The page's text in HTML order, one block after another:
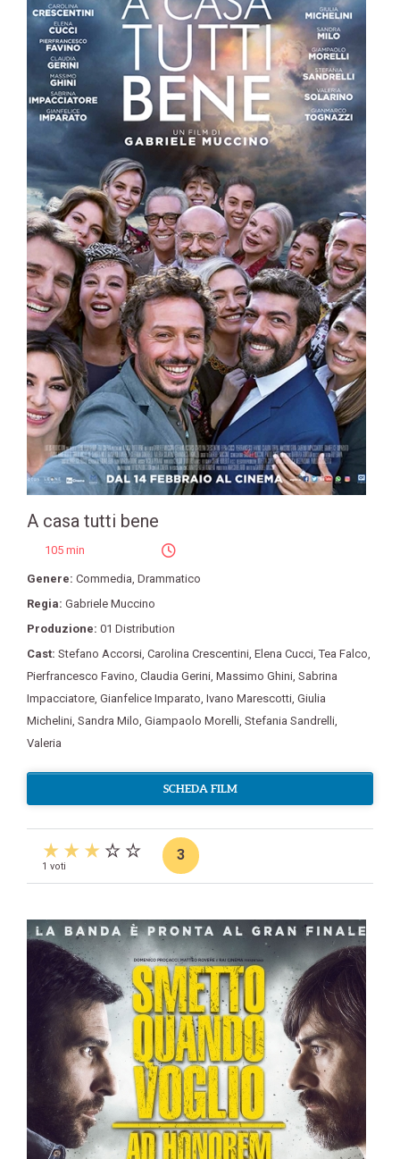
A casa tutti bene
105 min
Genere: Commedia Drammatico
Regia: Gabriele Muccino
Produzione: 01 Distribution
Cast: Stefano Accorsi Carolina Crescentini Elena Cucci ,Tea Falco
Pierfrancesco Favino Claudia Gerini Massimo Ghini Sabrina
Impacciatore Gianfelice Imparato Ivano Marescotti Giulia
Michelini Sandra Milo Giampaolo Morelli Stefania Sandrelli
Valeria
SCHEDA FILM
1 voti
3